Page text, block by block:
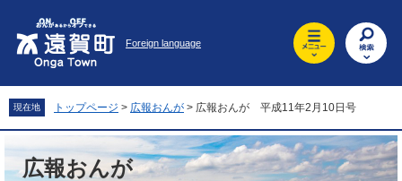
先
頭
を
飛
Foreign language
現在地 トップページ > 広報おんが > 広報おんが 平成11年2月10日号
広報おんが